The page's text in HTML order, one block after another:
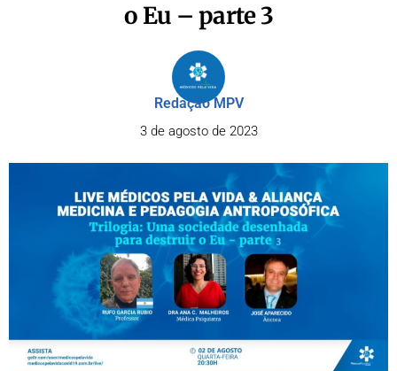
o Eu – parte 3
Redação MPV
3 de agosto de 2023